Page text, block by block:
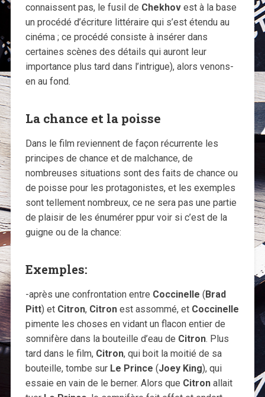
connaissent pas, le fusil de Chekhovest à la base
un procédé d’écriture littéraire qui s’est étendu au
cinéma ; ce procédé consiste à insérer dans
certaines scènes des détails qui auront leur
importance plus tard dans l’intrigue), alors venons-
en au fond.
La chance et la poisse
Dans le film reviennent de façon récurrente les
principes de chance et de malchance, de
nombreuses situations sont des faits de chance ou
de poisse pour les protagonistes, et les exemples
sont tellement nombreux, ce ne sera pas une partie
de plaisir de les énumérer ppur voir si c’est de la
guigne ou de la chance:
Exemples:
-après une confrontation entre Coccinelle (Brad
Pitt) et Citron, Citronest assommé, et Coccinelle
pimente les choses en vidant un flacon entier de
somnifère dans la bouteille d’eau de Citron. Plus
tard dans le film, Citron, qui boit la moitié de sa
bouteille, tombe sur Le Prince (Joey King), qui
essaie en vain de le berner. Alors que Citronallait